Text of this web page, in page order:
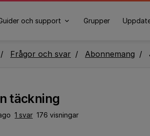
och support Grupper
Frågor och svar Abonnemang
täckning
1 svar 176 visningar